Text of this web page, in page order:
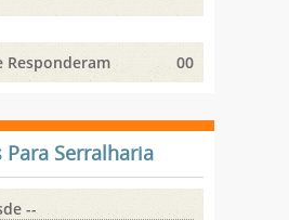
Responderam 00
Serralharia
--